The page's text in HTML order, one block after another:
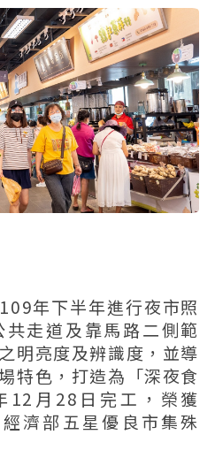
年下半年進行夜市照
走道及靠馬路二側範
明亮度及辨識度，並導
特色，打造為「深夜食
12月28日完工，榮獲
濟部五星優良市集殊